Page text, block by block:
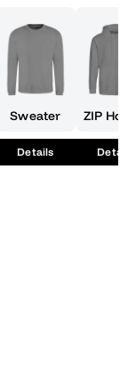
Sweater
Details
ZIP
Details